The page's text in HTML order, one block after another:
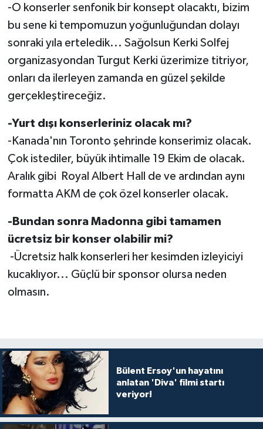
-O konserler senfonik bir konsept olacaktı, bizim
bu sene ki tempomuzun yoğunluğundan dolayı
sonraki yıla erteledik... Sağolsun Kerki Solfej
organizasyondan Turgut Kerki üzerimize titriyor,
onları da ilerleyen zamanda en güzel şekilde
gerçekleştireceğiz.
-Yurt dışı konserleriniz olacak mı?
-Kanada'nın Toronto şehrinde konserimiz olacak.
Çok istediler, büyük ihtimalle 19 Ekim de olacak.
Aralık gibi Royal Albert Hall de ve ardından aynı
formatta AKM de çok özel konserler olacak.
-Bundan sonra Madonna gibi tamamen
ücretsiz bir konser olabilir mi?
-Ücretsiz halk konserleri her kesimden izleyiciyi
kucaklıyor... Güçlü bir sponsor olursa neden
olmasın.
Bülent Ersoy'un hayatını
anlatan 'Diva' filmi startı
veriyor!